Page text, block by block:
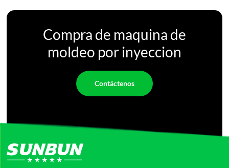
Compra de maquina de
moldeo por inyeccion
Contáctenos